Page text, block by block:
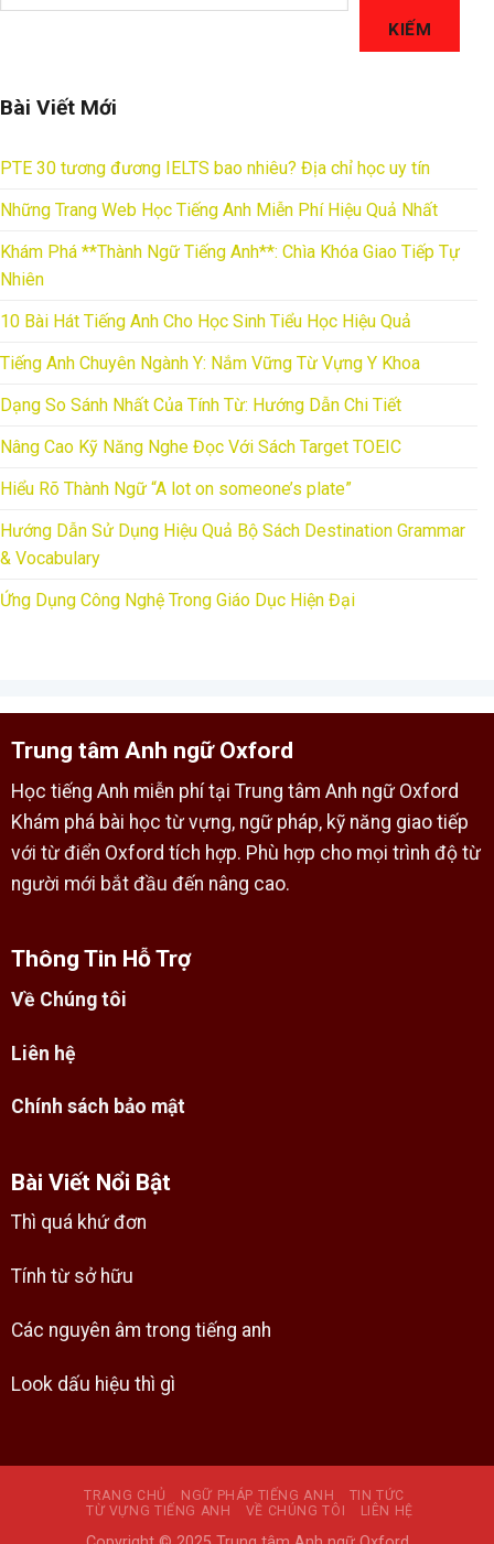
KIẾM
Bài Viết Mới
PTE 30 tương đương IELTS bao nhiêu? Địa chỉ học uy tín
Những Trang Web Học Tiếng Anh Miễn Phí Hiệu Quả Nhất
Khám Phá **Thành Ngữ Tiếng Anh**: Chìa Khóa Giao Tiếp Tự
Nhiên
10 Bài Hát Tiếng Anh Cho Học Sinh Tiểu Học Hiệu Quả
Tiếng Anh Chuyên Ngành Y: Nắm Vững Từ Vựng Y Khoa
Dạng So Sánh Nhất Của Tính Từ: Hướng Dẫn Chi Tiết
Nâng Cao Kỹ Năng Nghe Đọc Với Sách Target TOEIC
Hiểu Rõ Thành Ngữ “A lot on someone’s plate”
Hướng Dẫn Sử Dụng Hiệu Quả Bộ Sách Destination Grammar
& Vocabulary
Ứng Dụng Công Nghệ Trong Giáo Dục Hiện Đại
Trung tâm Anh ngữ Oxford
Học tiếng Anh miễn phí tại Trung tâm Anh ngữ Oxford
Khám phá bài học từ vựng, ngữ pháp, kỹ năng giao tiếp
với từ điển Oxford tích hợp. Phù hợp cho mọi trình độ từ
người mới bắt đầu đến nâng cao.
Thông Tin Hỗ Trợ
Về Chúng tôi
Liên hệ
Chính sách bảo mật
Bài Viết Nổi Bật
Thì quá khứ đơn
Tính từ sở hữu
Các nguyên âm trong tiếng anh
Look dấu hiệu thì gì
TRANG CHỦ NGỮ PHÁP TIẾNG ANH
TIN TỨC
TỪ VỰNG TIẾNG ANH
VỀ CHÚNG TÔI LIÊN HỆ